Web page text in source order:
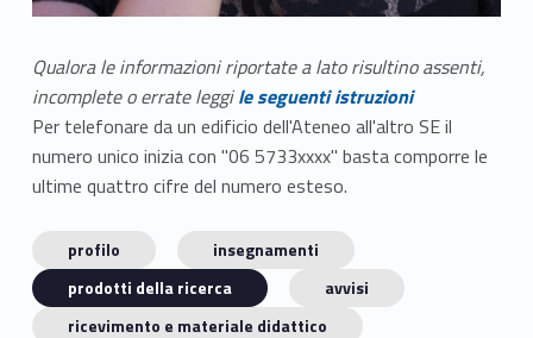
Qualora le informazioni riportate a lato risultino assenti,
incomplete o errate leggile seguenti istruzioni
Per telefonare da un edificio dell'Ateneo all'altro SE il
numero unico inizia con "06 5733xxxx" basta comporre le
ultime quattro cifre del numero esteso.
profilo
insegnamenti
prodotti della ricerca
avvisi
ricevimento e materiale didattico